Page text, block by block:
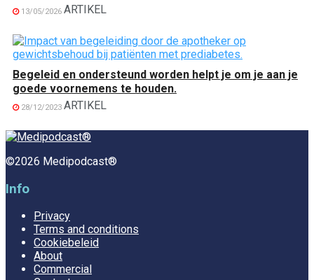
13/05/2026 ARTIKEL
Begeleid en ondersteund worden helpt je om je aan je
goede voornemens te houden.
28/12/2023 ARTIKEL
©2026 Medipodcast®
Info
Privacy
Terms and conditions
Cookiebeleid
About
Commercial